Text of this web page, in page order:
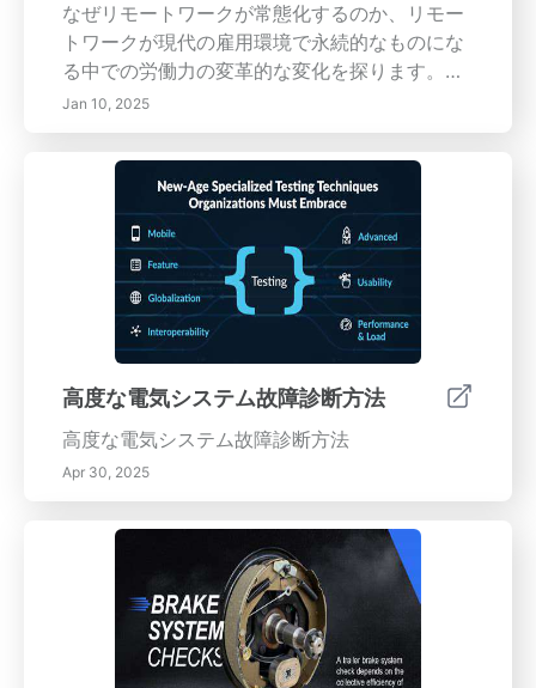
ションスキルを強化し、より明確なつながりを
促し、すべての相互作用でより大きな成功を収
めましょう。
なぜリモートワークが常態化するのか、リモー
トワークが現代の雇用環境で永続的なものにな
る中での労働力の変革的な変化を探ります。こ
の記事では、テクノロジーの重要な役割に深く
掘り下げ、ビデオ会議、コラボレーションツー
ル、およびクラウドソリューションがどのよう
にコミュニケーションとプロジェクト管理を革
命化し、リモートワークを可能かつ効率的にし
ているかを強調しています。リモートワークの
数多くの利点を学んでください。例えば、柔軟
性の向上、コストの削減、ワークライフバラン
スの改善です。構造化されたルーチン、効果的
な時間管理、コラボレーションのためのテクノ
ロジーの活用の重要性を強調し、生産的なリモ
ートワーク文化を育成するための戦略を発見し
ましょう。また、この記事では、リモートワー
クに関連する課題、チームコミュニケーション
の維持や積極的な企業文化の確立についても取
り上げています。企業がリモートワーク環境で
成功を収めるための実用的な解決策についての
洞察を得ましょう。効果的なリモートワークポ
リシーを導入しようとする雇用者であれ、新し
い常態を乗り越えようとする従業員であれ、こ
の包括的なガイドは、進化する職場で成功を収
Jan 10, 2025
高度な電気システム故障診断方法
高度な電気システム故障診断方法
Apr 30, 2025